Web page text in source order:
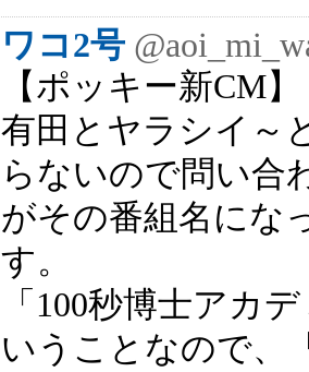
ワコ2号
【ポッキー新CM】
有田とヤラシイ～
らないので問い合
がその番組名にな
す。
「100秒博士アカ
いうことなので、